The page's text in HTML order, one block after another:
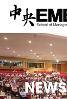
NEWS